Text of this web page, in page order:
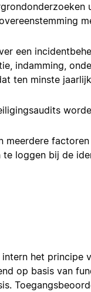
een
indamming,
ten minste
meerdere
loggen bij de
het principe
op basis van